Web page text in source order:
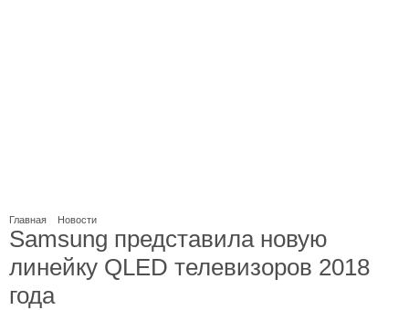
Главная Новости
Samsung представила новую
линейку QLED телевизоров 2018
года